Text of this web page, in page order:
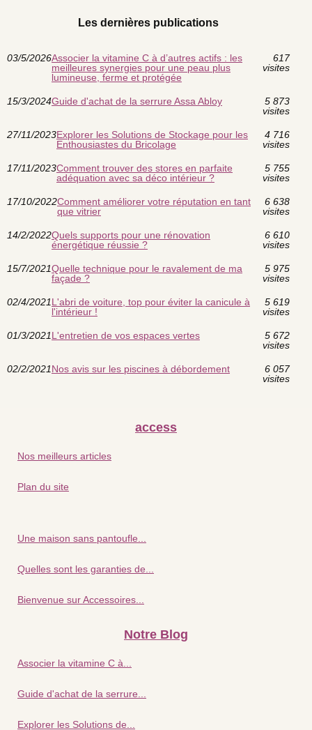
Les dernières publications
03/5/2026Associer la vitamine C à d’autres actifs : les
meilleures synergies pour une peau plus
lumineuse, ferme et protégée
617
visites
15/3/2024Guide d'achat de la serrure Assa Abloy
5 873
visites
27/11/2023Explorer les Solutions de Stockage pour les
Enthousiastes du Bricolage
4 716
visites
17/11/2023Comment trouver des stores en parfaite
adéquation avec sa déco intérieur ?
5 755
visites
17/10/2022Comment améliorer votre réputation en tant
que vitrier
6 638
visites
14/2/2022Quels supports pour une rénovation
énergétique réussie ?
6 610
visites
15/7/2021Quelle technique pour le ravalement de ma
façade ?
5 975
visites
02/4/2021L'abri de voiture, top pour éviter la canicule à
l'intérieur !
5 619
visites
01/3/2021L'entretien de vos espaces vertes
5 672
visites
02/2/2021Nos avis sur les piscines à débordement
6 057
visites
access
Nos meilleurs articles
Plan du site
Une maison sans pantoufle...
Quelles sont les garanties de...
Bienvenue sur Accessoires...
Notre Blog
Associer la vitamine C à...
Guide d'achat de la serrure...
Explorer les Solutions de...